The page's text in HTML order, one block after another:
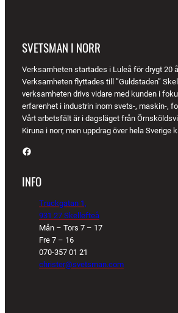
SVETSMAN I NORR
Verksamheten startades i Luleå för drygt 20
Verksamheten flyttades till ”Guldstaden”
verksamheten drivs vidare med kunden i
erfarenhet i industrin inom svets-, maskin-,
Vårt arbetsfält är i dagsläget från
Kiruna i norr, men uppdrag över hela Sverige
Facebook
INFO
Truckgatan 1,
931 27 Skellefteå
Mån – Tors 7 – 17
Fre 7 – 16
070-357 01 21
christer@svetsman.com